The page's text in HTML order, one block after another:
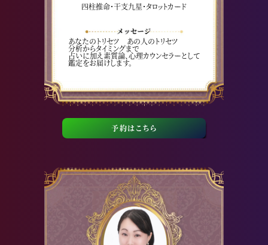
四柱推命・干支九星・タロットカード
あなたのトリセツ あの人のトリセツ
分析からタイミングまで
占いに加え素質論、心理カウンセラーとして
鑑定をお届けします。
予約はこちら